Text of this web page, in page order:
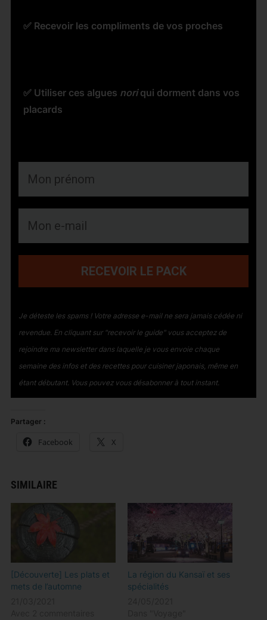
✅ Recevoir les compliments de vos proches
✅ Utiliser ces algues noriqui dorment dans vos
placards
RECEVOIR LE PACK
Je déteste les spams ! Votre adresse e-mail ne sera jamais cédée ni
revendue. En cliquant sur "recevoir le guide" vous acceptez de
rejoindre ma newsletter dans laquelle je vous envoie chaque
semaine des infos et des recettes pour cuisiner japonais, même en
étant débutant. Vous pouvez vous désabonner à tout instant.
Partager :
Facebook X
SIMILAIRE
[Découverte] Les plats et
mets de l’automne
La région du Kansaï et ses
spécialités